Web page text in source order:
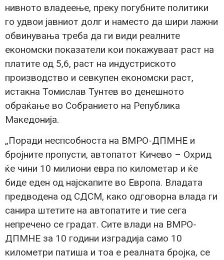
нивното владеење, преку погубните политики
го удвои јавниот долг и наместо да шири лажни
обвинувања треба да ги види реалните
економски показатели кои покажуваат раст на
платите од 5,6, раст на индустриското
производство и севкупен економски раст,
истакна Томислав Тунтев во денешното
обраќање во Собранието на Република
Македонија.
„Поради неспсобноста на ВМРО-ДПМНЕ и
бројните пропусти, автопатот Кичево – Охрид
ќе чини 10 милиони евра по километар и ќе
биде еден од најскапите во Европа. Владата
предводена од СДСМ, како одговорна влада ги
санира штетите на автопатите и тие сега
непречено се градат. Сите влади на ВМРО-
ДПМНЕ за 10 години изградија само 10
километри патиша и тоа е реалната бројка, се